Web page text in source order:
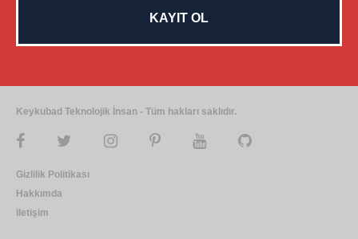
Keykubad Teknolojik İnsan - Tüm hakları saklıdır.
Gizlilik Politikası
Hakkımda
iletişim